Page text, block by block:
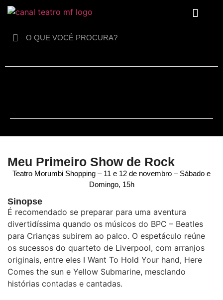
Meu Primeiro Show de Rock
Teatro Morumbi Shopping – 11 e 12 de novembro – Sábado e
Domingo, 15h
Sinopse
É recomendado se preparar para uma aventura
divertidíssima quando os músicos do BPC – Beatles
para Crianças subirem ao palco. O espetáculo reúne
os sucessos do quarteto de Liverpool, com arranjos
originais, entre eles I Want To Hold Your hand, Here
Comes the sun e Yellow Submarine, mesclando
histórias contadas e cantadas.